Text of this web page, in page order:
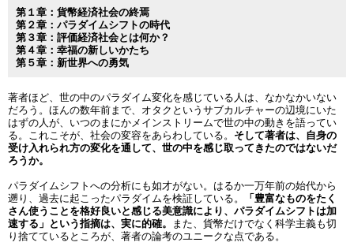
第１章：貨幣経済社会の終焉
第２章：パラダイムシフトの時代
第３章：評価経済社会とは何か？
第４章：幸福の新しいかたち
第５章：新世界への勇気
著者ほど、世の中のパラダイム変化を感じている人は、なかなかいない
だろう。ほんの数年前まで、オタクというサブカルチャーの辺境にいた
はずの人が、いつのまにかメインストリームで世の中の動きを語ってい
る。これこそが、社会の変容をあらわしている。 そして著者は、自身の
受け入れられ方の変化を通して、世の中を感じ取ってきたのではないだ
ろうか。
パラダイムシフトへの分析にも如才がない。はるか一万年前の始代から
遡り、過去に起こったパラダイムを検証している。
「豊富なものをたく
さん使うことを格好良いと感じる美意識により、パラダイムシフトは加
速する」という指摘は、実に的確。
また、貨幣だけでなく科学主義も切
り捨てているところが、著者の論考のユニークな点である。